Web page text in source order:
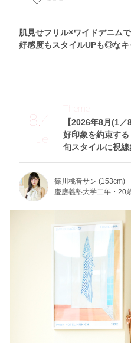
肌見せフリル×ワイドデニム
好感度もスタイルUPも◎な
8.4
Tue
【2026年8月(1／
好印象を約束す
旬スタイルに視
Theme
篠川桃音サン (153cm)
慶應義塾大学二年・20